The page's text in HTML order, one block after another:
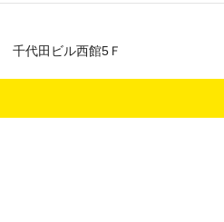
千代田ビル西館5Ｆ